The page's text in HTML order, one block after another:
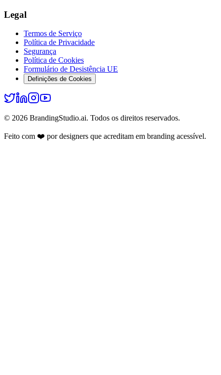
Legal
Termos de Serviço
Política de Privacidade
Segurança
Política de Cookies
Formulário de Desistência UE
Definições de Cookies
© 2026 BrandingStudio.ai. Todos os direitos reservados.
Feito com ❤️ por designers que acreditam em branding acessível.